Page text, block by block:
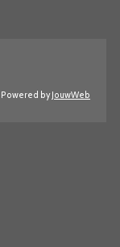
Powered byJouwWeb